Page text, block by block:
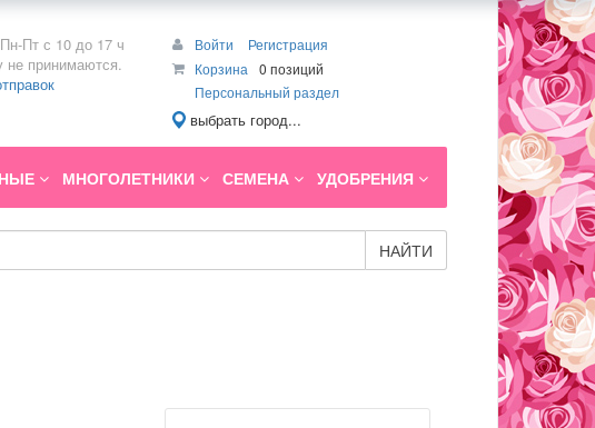
Пт с 10 до 17 ч
не принимаются.
Войти
Регистрация
Корзина
0 позиций
Персональный раздел
выбрать город...
МНОГОЛЕТНИКИ СЕМЕНА УДОБРЕНИЯ
НАЙТИ